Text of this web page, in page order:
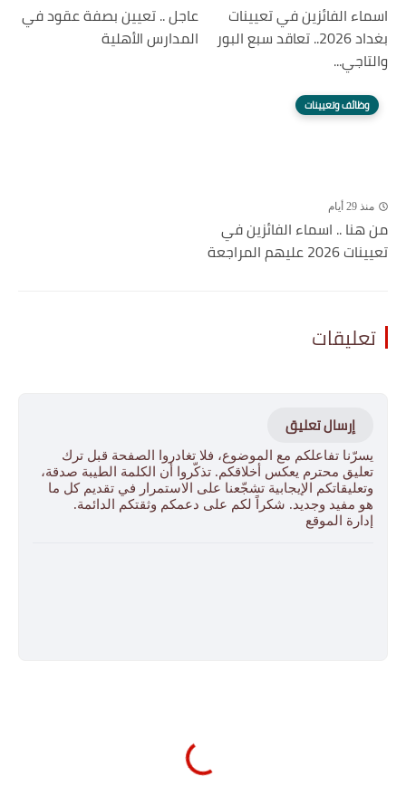
اسماء الفائزين في تعيينات
بغداد 2026.. تعاقد سبع البور
والتاجي...
عاجل .. تعيين بصفة عقود في
المدارس الأهلية
وظائف وتعيينات
منذ 29 أيام
من هنا .. اسماء الفائزين في
تعيينات 2026 عليهم المراجعة
تعليقات
إرسال تعليق
يسرّنا تفاعلكم مع الموضوع، فلا تغادروا الصفحة قبل ترك
تعليق محترم يعكس أخلاقكم. تذكّروا أن الكلمة الطيبة صدقة،
وتعليقاتكم الإيجابية تشجّعنا على الاستمرار في تقديم كل ما
هو مفيد وجديد. شكراً لكم على دعمكم وثقتكم الدائمة.
إدارة الموقع